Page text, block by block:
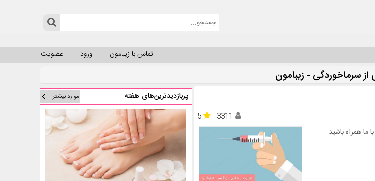
عضویت ورود تماس با زیبامون
از سرماخوردگی - زیبامون
5
3311
ما همراه باشید.
پربازدیدترین‌های هفته موارد بیشتر